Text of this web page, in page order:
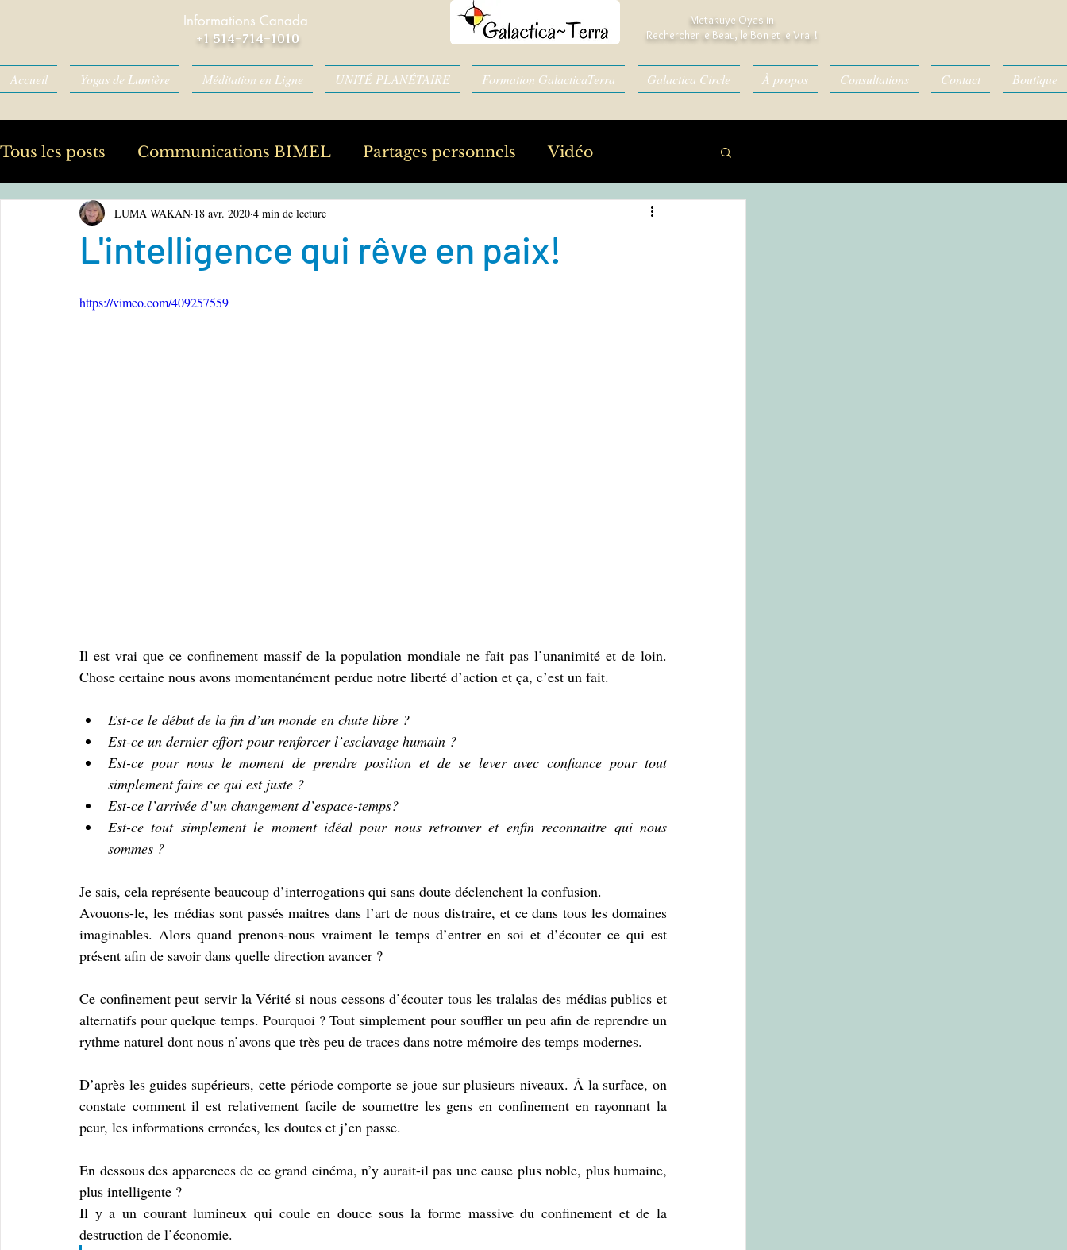
Informations Canada
+1 514-714-1010
Metakuye Oyas'in
Rechercher le Beau, le Bon et le Vrai !
Accueil Yogas de Lumière Méditation en Ligne UNITÉ PLANÉTAIRE Formation GalacticaTerra Galactica Circle À propos Consultations Contact Boutique
Tous les posts Communications BIMEL Partages personnels Vidéo
Le Temps est-il arrivée ?
L'intelligence qui rêve en paix!
LUMA WAKAN 18 avr. 2020 4 min de lecture
https://vimeo.com/409257559
Il est vrai que ce confinement massif de la population mondiale ne fait pas l’unanimité et de loin.
Chose certaine nous avons momentanément perdue notre liberté d’action et ça, c’est un fait.
Est-ce le début de la fin d’un monde en chute libre ?
Est-ce un dernier effort pour renforcer l’esclavage humain ?
Est-ce pour nous le moment de prendre position et de se lever avec confiance pour tout
simplement faire ce qui est juste ?
Est-ce l’arrivée d’un changement d’espace-temps?
Est-ce tout simplement le moment idéal pour nous retrouver et enfin reconnaitre qui nous
sommes ?
Je sais, cela représente beaucoup d’interrogations qui sans doute déclenchent la confusion.
Avouons-le, les médias sont passés maitres dans l’art de nous distraire, et ce dans tous les domaines
imaginables. Alors quand prenons-nous vraiment le temps d’entrer en soi et d’écouter ce qui est
présent afin de savoir dans quelle direction avancer ?
Ce confinement peut servir la Vérité si nous cessons d’écouter tous les tralalas des médias publics et
alternatifs pour quelque temps. Pourquoi ? Tout simplement pour souffler un peu afin de reprendre un
rythme naturel dont nous n’avons que très peu de traces dans notre mémoire des temps modernes.
D’après les guides supérieurs, cette période comporte se joue sur plusieurs niveaux. À la surface, on
constate comment il est relativement facile de soumettre les gens en confinement en rayonnant la
peur, les informations erronées, les doutes et j’en passe.
En dessous des apparences de ce grand cinéma, n’y aurait-il pas une cause plus noble, plus humaine,
plus intelligente ?
Il y a un courant lumineux qui coule en douce sous la forme massive du confinement et de la
destruction de l’économie.